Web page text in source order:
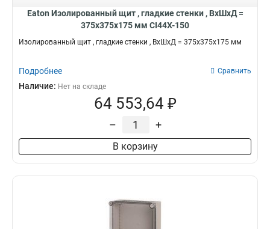
Eaton Изолированный щит , гладкие стенки , ВхШхД =
375x375x175 мм CI44X-150
Изолированный щит , гладкие стенки , ВхШхД = 375x375x175 мм
Подробнее Сравнить
Наличие: Нет на складе
64 553,64 ₽
– +
В корзину